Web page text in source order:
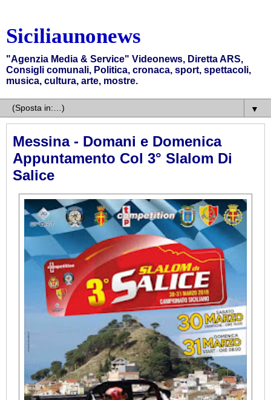
Siciliaunonews
"Agenzia Media & Service" Videonews, Diretta ARS,
Consigli comunali, Politica, cronaca, sport, spettacoli,
musica, cultura, arte, mostre.
▼
Messina - Domani e Domenica
Appuntamento Col 3° Slalom Di
Salice